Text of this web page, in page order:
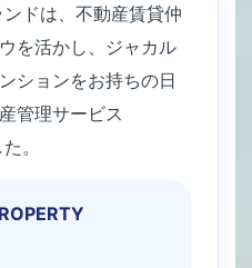
ドは、不動産賃貸仲
を活かし、ジャカル
ションをお持ちの日
管理サービス
。